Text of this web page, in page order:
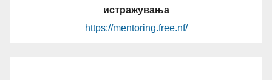
истражувања
https://mentoring.free.nf/